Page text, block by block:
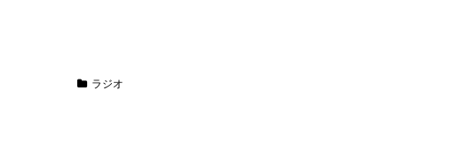
ラジオ